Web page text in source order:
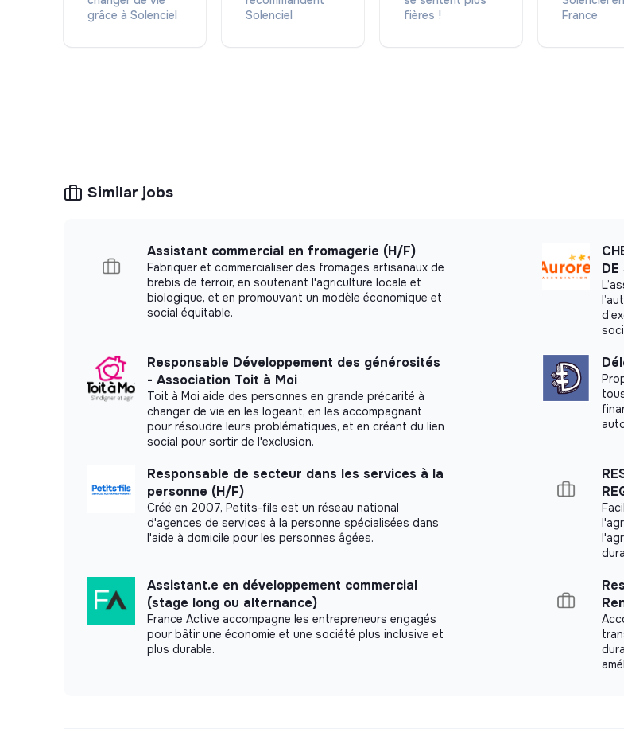
équipières en insertion.
Informations utiles
grâce à Solenciel
Solenciel
fières !
France
Similar jobs
Assistant commercial en fromagerie (H/F)
Fabriquer et commercialiser des fromages artisanaux de
brebis de terroir, en soutenant l'agriculture locale et
biologique, et en promouvant un modèle économique et
social équitable.
DE
Responsable Développement des générosités
- Association Toit à Moi
Toit à Moi aide des personnes en grande précarité à
changer de vie en les logeant, en les accompagnant
pour résoudre leurs problématiques, et en créant du lien
social pour sortir de l'exclusion.
Responsable de secteur dans les services à la
personne (H/F)
Créé en 2007, Petits-fils est un réseau national
d'agences de services à la personne spécialisées dans
l'aide à domicile pour les personnes âgées.
Assistant.e en développement commercial
(stage long ou alternance)
France Active accompagne les entrepreneurs engagés
pour bâtir une économie et une société plus inclusive et
plus durable.